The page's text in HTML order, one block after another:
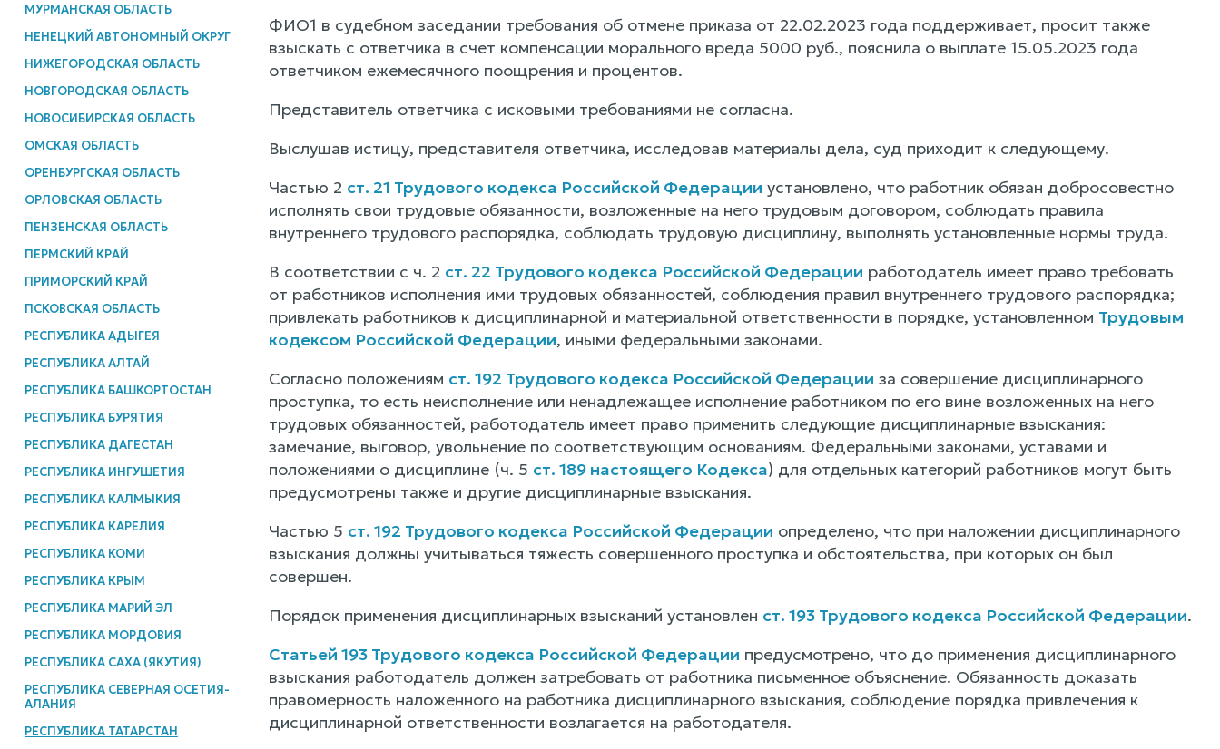
МУРМАНСКАЯ ОБЛАСТЬ
НЕНЕЦКИЙ АВТОНОМНЫЙ ОКРУГ
НИЖЕГОРОДСКАЯ ОБЛАСТЬ
НОВГОРОДСКАЯ ОБЛАСТЬ
НОВОСИБИРСКАЯ ОБЛАСТЬ
ОМСКАЯ ОБЛАСТЬ
ОРЕНБУРГСКАЯ ОБЛАСТЬ
ОРЛОВСКАЯ ОБЛАСТЬ
ПЕНЗЕНСКАЯ ОБЛАСТЬ
ПЕРМСКИЙ КРАЙ
ПРИМОРСКИЙ КРАЙ
ПСКОВСКАЯ ОБЛАСТЬ
РЕСПУБЛИКА АДЫГЕЯ
РЕСПУБЛИКА АЛТАЙ
РЕСПУБЛИКА БАШКОРТОСТАН
РЕСПУБЛИКА БУРЯТИЯ
РЕСПУБЛИКА ДАГЕСТАН
РЕСПУБЛИКА ИНГУШЕТИЯ
РЕСПУБЛИКА КАЛМЫКИЯ
РЕСПУБЛИКА КАРЕЛИЯ
РЕСПУБЛИКА КОМИ
РЕСПУБЛИКА КРЫМ
РЕСПУБЛИКА МАРИЙ ЭЛ
РЕСПУБЛИКА МОРДОВИЯ
РЕСПУБЛИКА САХА (ЯКУТИЯ)
РЕСПУБЛИКА СЕВЕРНАЯ ОСЕТИЯ-
АЛАНИЯ
РЕСПУБЛИКА ТАТАРСТАН
ФИО1 в судебном заседании требования об отмене приказа от 22.02.2023 года поддерживает, просит также
взыскать с ответчика в счет компенсации морального вреда 5000 руб., пояснила о выплате 15.05.2023 года
ответчиком ежемесячного поощрения и процентов.
Представитель ответчика с исковыми требованиями не согласна.
Выслушав истицу, представителя ответчика, исследовав материалы дела, суд приходит к следующему.
Частью 2 ст. 21 Трудового кодекса Российской Федерации установлено, что работник обязан добросовестно
исполнять свои трудовые обязанности, возложенные на него трудовым договором, соблюдать правила
внутреннего трудового распорядка, соблюдать трудовую дисциплину, выполнять установленные нормы труда.
В соответствии с ч. 2 ст. 22 Трудового кодекса Российской Федерации работодатель имеет право требовать
от работников исполнения ими трудовых обязанностей, соблюдения правил внутреннего трудового распорядка;
привлекать работников к дисциплинарной и материальной ответственности в порядке, установленном Трудовым
кодексом Российской Федерации, иными федеральными законами.
Согласно положениям ст. 192 Трудового кодекса Российской Федерации за совершение дисциплинарного
проступка, то есть неисполнение или ненадлежащее исполнение работником по его вине возложенных на него
трудовых обязанностей, работодатель имеет право применить следующие дисциплинарные взыскания:
замечание, выговор, увольнение по соответствующим основаниям. Федеральными законами, уставами и
положениями о дисциплине (ч. 5 ст. 189 настоящего Кодекса) для отдельных категорий работников могут быть
предусмотрены также и другие дисциплинарные взыскания.
Частью 5 ст. 192 Трудового кодекса Российской Федерации определено, что при наложении дисциплинарного
взыскания должны учитываться тяжесть совершенного проступка и обстоятельства, при которых он был
совершен.
Порядок применения дисциплинарных взысканий установлен ст. 193 Трудового кодекса Российской Федерации.
Статьей 193 Трудового кодекса Российской Федерации предусмотрено, что до применения дисциплинарного
взыскания работодатель должен затребовать от работника письменное объяснение. Обязанность доказать
правомерность наложенного на работника дисциплинарного взыскания, соблюдение порядка привлечения к
дисциплинарной ответственности возлагается на работодателя.